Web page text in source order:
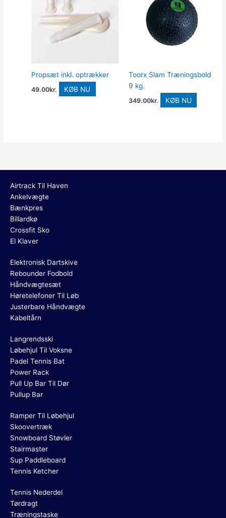
Propsæt inkl. optrækker
49.00kr. KØB NU
Toorx Slam Træningsbold
9 kg.
349.00kr. KØB NU
Airtrack Til Haven
Ankelvægte
Bænkpres
Billardkø
Crossfit Sko
El Klaver
Elektronisk Dartskive
Rebounder Fodbold
Håndvægtesæt
Høretelefoner Til Løb
Justerbare Håndvægte
Kabeltårn
Langrendsski
Løbehjul Til Voksne
Padel Tennis Bat
Power Rack
Pull Up Bar Til Dør
Pullup Bar
Ramper Til Løbehjul
Skoovertræk
Snowboard Støvler
Stairmaster
Sup Paddleboard
Tennis Ketcher
Tennis Nederdel
Tørdragt
Træningstaske